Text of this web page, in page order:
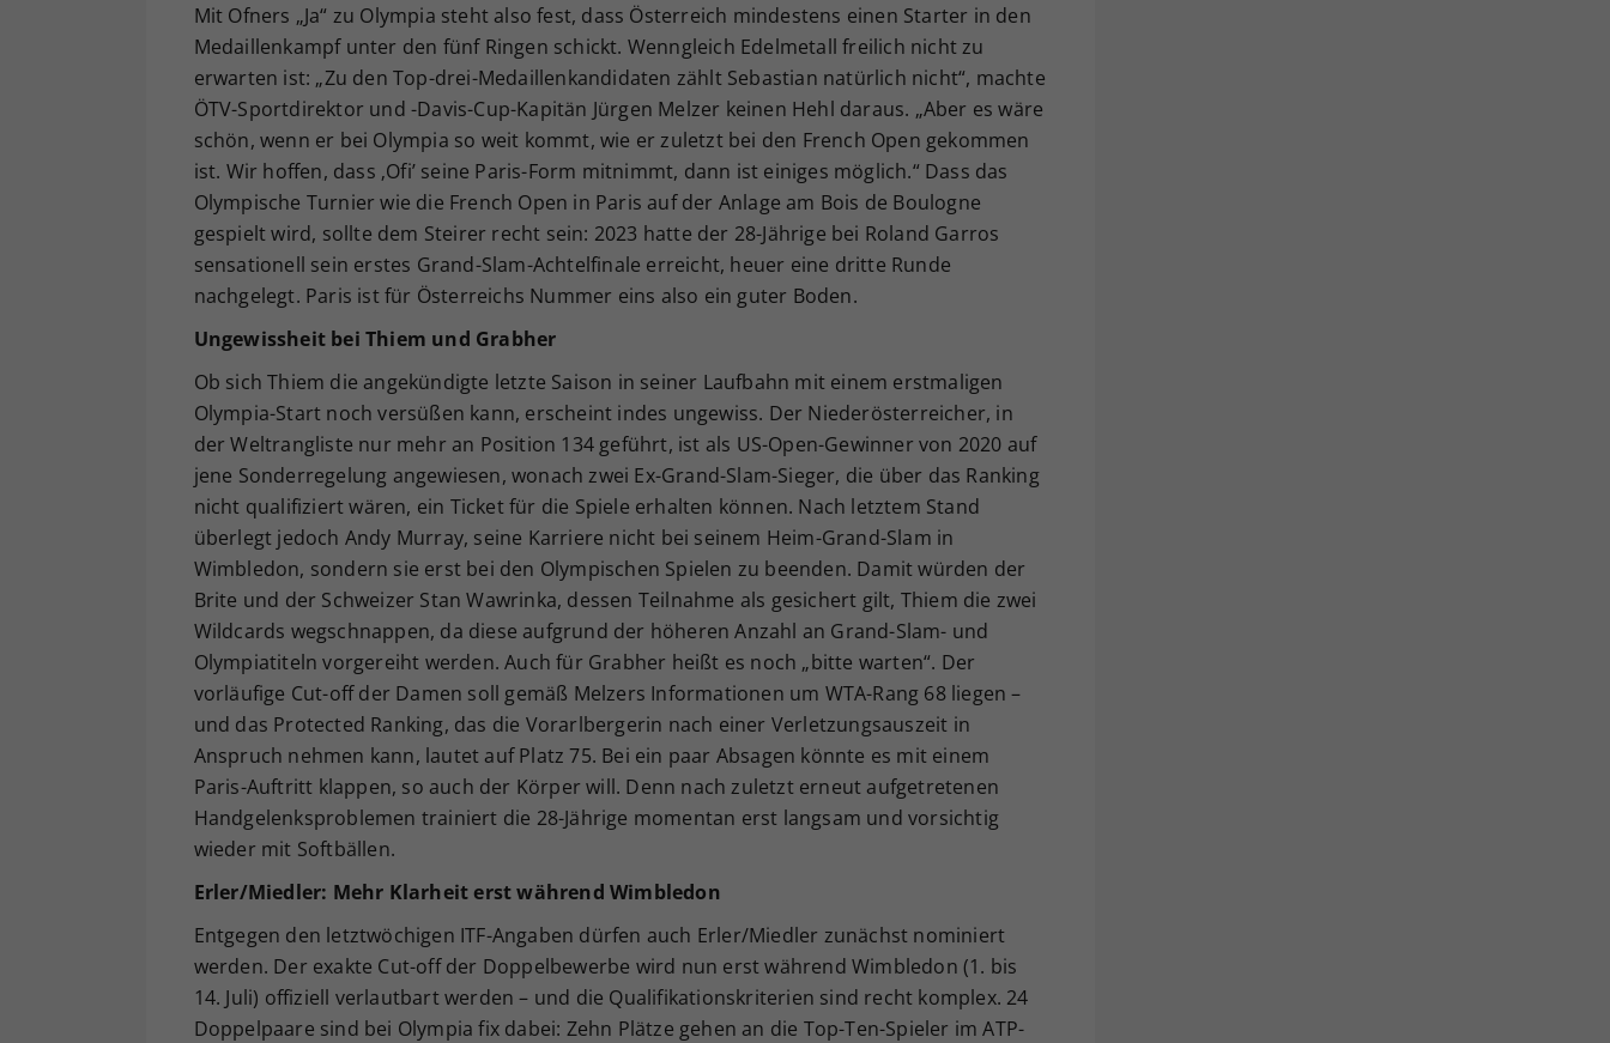
Mit Ofners „Ja“ zu Olympia steht also fest, dass Österreich mindestens einen Starter in den
Medaillenkampf unter den fünf Ringen schickt. Wenngleich Edelmetall freilich nicht zu
erwarten ist: „Zu den Top-drei-Medaillenkandidaten zählt Sebastian natürlich nicht“, machte
ÖTV-Sportdirektor und -Davis-Cup-Kapitän Jürgen Melzer keinen Hehl daraus. „Aber es wäre
schön, wenn er bei Olympia so weit kommt, wie er zuletzt bei den French Open gekommen
ist. Wir hoffen, dass ‚Ofi’ seine Paris-Form mitnimmt, dann ist einiges möglich.“ Dass das
Olympische Turnier wie die French Open in Paris auf der Anlage am Bois de Boulogne
gespielt wird, sollte dem Steirer recht sein: 2023 hatte der 28-Jährige bei Roland Garros
sensationell sein erstes Grand-Slam-Achtelfinale erreicht, heuer eine dritte Runde
nachgelegt. Paris ist für Österreichs Nummer eins also ein guter Boden.
Ungewissheit bei Thiem und Grabher
Ob sich Thiem die angekündigte letzte Saison in seiner Laufbahn mit einem erstmaligen
Olympia-Start noch versüßen kann, erscheint indes ungewiss. Der Niederösterreicher, in
der Weltrangliste nur mehr an Position 134 geführt, ist als US-Open-Gewinner von 2020 auf
jene Sonderregelung angewiesen, wonach zwei Ex-Grand-Slam-Sieger, die über das Ranking
nicht qualifiziert wären, ein Ticket für die Spiele erhalten können. Nach letztem Stand
überlegt jedoch Andy Murray, seine Karriere nicht bei seinem Heim-Grand-Slam in
Wimbledon, sondern sie erst bei den Olympischen Spielen zu beenden. Damit würden der
Brite und der Schweizer Stan Wawrinka, dessen Teilnahme als gesichert gilt, Thiem die zwei
Wildcards wegschnappen, da diese aufgrund der höheren Anzahl an Grand-Slam- und
Olympiatiteln vorgereiht werden. Auch für Grabher heißt es noch „bitte warten“. Der
vorläufige Cut-off der Damen soll gemäß Melzers Informationen um WTA-Rang 68 liegen –
und das Protected Ranking, das die Vorarlbergerin nach einer Verletzungsauszeit in
Anspruch nehmen kann, lautet auf Platz 75. Bei ein paar Absagen könnte es mit einem
Paris-Auftritt klappen, so auch der Körper will. Denn nach zuletzt erneut aufgetretenen
Handgelenksproblemen trainiert die 28-Jährige momentan erst langsam und vorsichtig
wieder mit Softbällen.
Erler/Miedler: Mehr Klarheit erst während Wimbledon
Entgegen den letztwöchigen ITF-Angaben dürfen auch Erler/Miedler zunächst nominiert
werden. Der exakte Cut-off der Doppelbewerbe wird nun erst während Wimbledon (1. bis
14. Juli) offiziell verlautbart werden – und die Qualifikationskriterien sind recht komplex. 24
Doppelpaare sind bei Olympia fix dabei: Zehn Plätze gehen an die Top-Ten-Spieler im ATP-